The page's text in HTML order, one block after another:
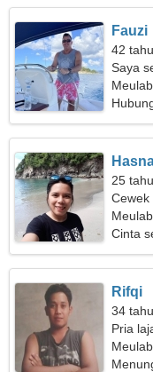
Fauzi
42
Saya
25
Cinta
Rifqi
34
Pria